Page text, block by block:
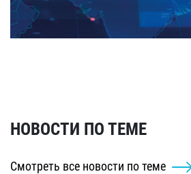
НОВОСТИ ПО ТЕМЕ
Смотреть все новости по теме